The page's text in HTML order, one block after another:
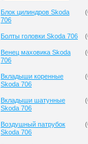
Блок цилиндров Skoda
706
(
Болты головки Skoda 706 (
Венец маховика Skoda
706
(
Вкладыши коренные
Skoda 706
(
Вкладыши шатунные
Skoda 706
(
Воздушный патрубок
Skoda 706
(